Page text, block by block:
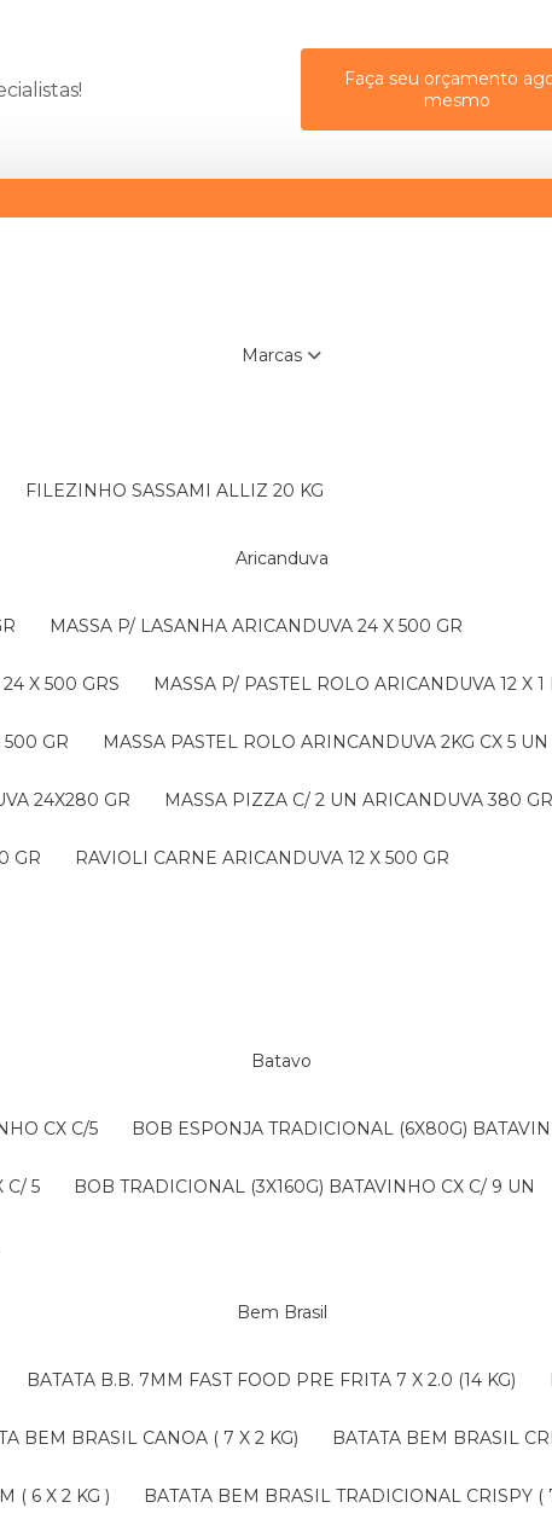
Faça seu orçamento
mesmo
Marcas
FILEZINHO SASSAMI ALLIZ 20 KG
Aricanduva
MASSA P/ LASANHA ARICANDUVA 24 X 500 GR
X 500 GRS MASSA P/ PASTEL ROLO ARICANDUVA 12 X 1
500 GR MASSA PASTEL ROLO ARINCANDUVA 2KG CX 5 UN
24X280 GR MASSA PIZZA C/ 2 UN ARICANDUVA 380 GR
GR RAVIOLI CARNE ARICANDUVA 12 X 500 GR
Batavo
CX C/5 BOB ESPONJA TRADICIONAL (6X80G)
C/ 5 BOB TRADICIONAL (3X160G) BATAVINHO CX C/ 9 UN
Bem Brasil
BATATA B.B. 7MM FAST FOOD PRE FRITA 7 X 2.0 (14 KG)
BEM BRASIL CANOA ( 7 X 2 KG) BATATA BEM BRASIL
( 6 X 2 KG ) BATATA BEM BRASIL TRADICIONAL CRISPY (